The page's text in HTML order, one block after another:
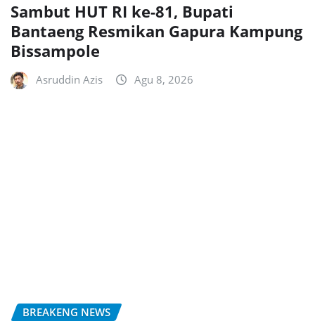
Sambut HUT RI ke-81, Bupati
Bantaeng Resmikan Gapura Kampung
Bissampole
Asruddin Azis Agu 8, 2026
BREAKENG NEWS